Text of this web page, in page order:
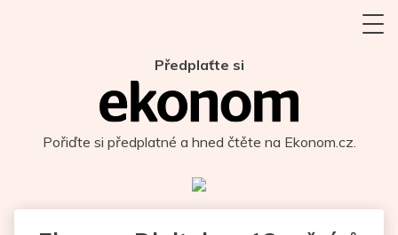
Předplaťte si
Pořiďte si předplatné a hned čtěte na Ekonom.cz.